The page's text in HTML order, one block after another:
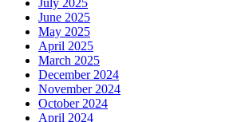
July 2025
June 2025
May 2025
April 2025
March 2025
December 2024
November 2024
October 2024
April 2024